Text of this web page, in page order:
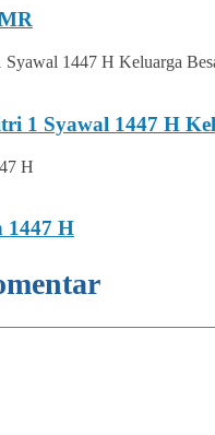
1 Syawal 1447 H
1447 H